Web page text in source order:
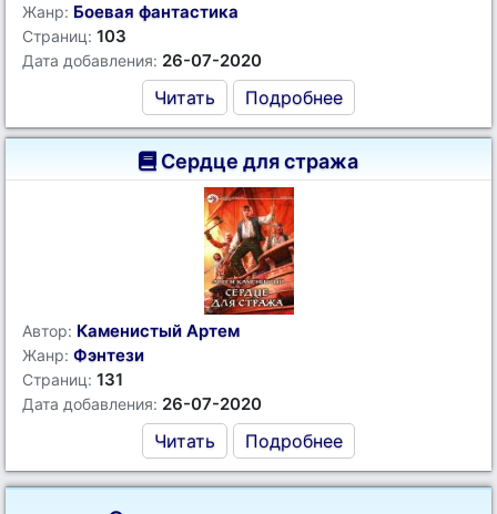
Жанр: Боевая фантастика
Страниц: 103
Дата добавления: 26-07-2020
Читать Подробнее
Сердце для стража
Автор: Каменистый Артем
Жанр: Фэнтези
Страниц: 131
Дата добавления: 26-07-2020
Читать Подробнее